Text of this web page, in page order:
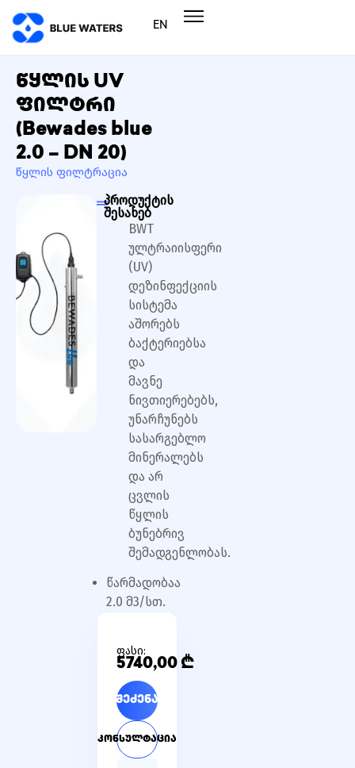
EN
წყლის UV
ფილტრი
(Bewades blue
2.0 – DN 20)
წყლის ფილტრაცია
პროდუქტის
შესახებ
BWT
ულტრაიისფერი
(UV)
დეზინფექციის
სისტემა
აშორებს
ბაქტერიებსა
და
მავნე
ნივთიერებებს,
უნარჩუნებს
სასარგებლო
მინერალებს
და არ
ცვლის
წყლის
ბუნებრივ
შემადგენლობას.
წარმადობაა
2.0 მ3/სთ.
ფასი:
5740,00 ₾
შეძენა
კონსულტაცია